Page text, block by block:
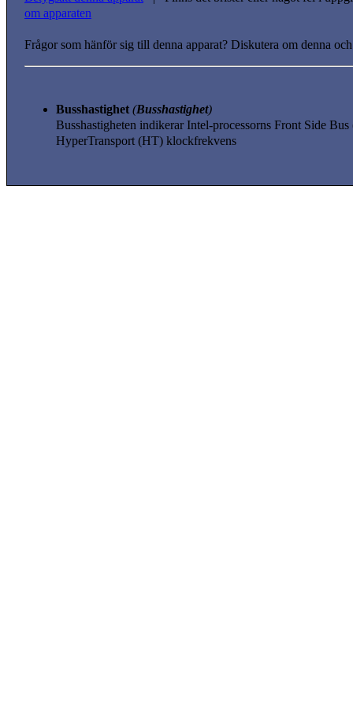
om apparaten
Frågor som hänför sig till denna apparat? Diskutera om denna
Busshastighet (Busshastighet)
Busshastigheten indikerar Intel-processorns Front Side
HyperTransport (HT) klockfrekvens